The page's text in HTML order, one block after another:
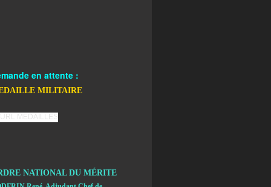
en attente :
MILITAIRE
NATIONAL DU MÉRITE